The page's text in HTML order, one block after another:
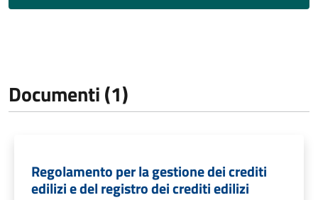
Documenti (1)
Regolamento per la gestione dei crediti
edilizi e del registro dei crediti edilizi